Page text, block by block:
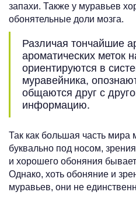
запахи. Также у муравьев
обонятельные доли мозга.
Различая тончайшие
ароматических меток
ориентируются в
муравейника,
общаются друг с
информацию.
Так как большая часть мира
буквально под носом,
и хорошего обоняния
Однако, хоть обоняние и
муравьев, они не